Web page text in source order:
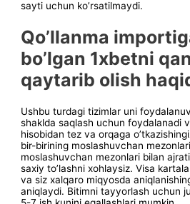
sayti uchun ko’rsatilmaydi.
Qo’llanma
bo’lgan 1xbetni
qaytarib olish
Ushbu turdagi tizimlar uni
shaklda saqlash uchun foydalanadi
hisobidan tez va orqaga
bir-birining moslashuvchan
moslashuvchan mezonlari bilan
saxiy to’lashni xohlaysiz. Visa
va siz xalqaro miqyosda
aniqlaydi. Bitimni tayyorlash uchun